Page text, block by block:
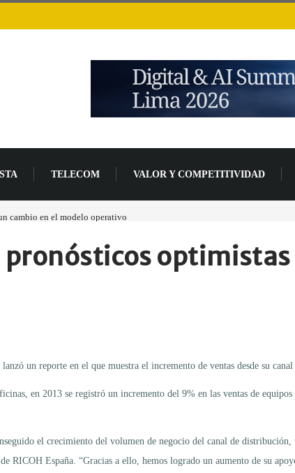
TELECOM VALOR Y COMPETITIVIDAD
cambio en el modelo operativo
pronósticos
un reporte en el que muestra el incremento de ventas desde su
en 2013 se registró un incremento del 9% en las ventas de
el crecimiento del volumen de negocio del canal de
RICOH España. “Gracias a ello, hemos logrado un aumento de su